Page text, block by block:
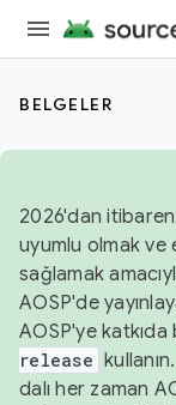
BELGELER
2026'dan
uyumlu olmak ve
sağlamak
AOSP'de
AOSP'ye katkıda
release kullanın.
dalı her zaman